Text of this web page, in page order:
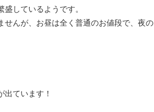
しているようです。
せんが、お昼は全く普通のお値段で、夜の
出ています！